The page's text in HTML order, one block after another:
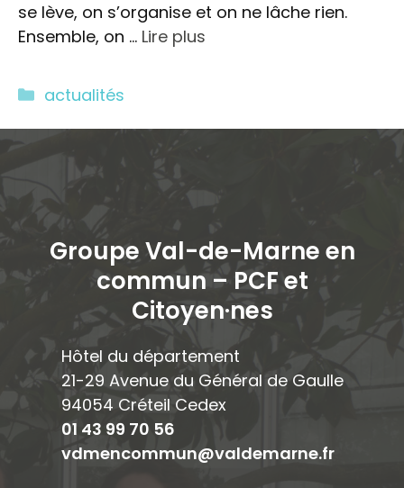
se lève, on s’organise et on ne lâche rien.
Ensemble, on … Lire plus
Catégories
actualités
Groupe Val-de-Marne en
commun – PCF et
Citoyen·nes
Hôtel du département
21-29 Avenue du Général de Gaulle
94054 Créteil Cedex
01 43 99 70 56
vdmencommun@valdemarne.fr